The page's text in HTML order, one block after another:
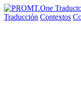
Traducción Contextos